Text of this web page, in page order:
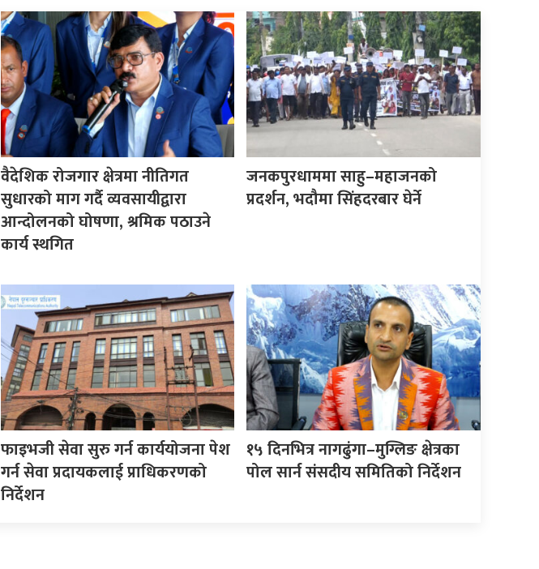
वैदेशिक रोजगार क्षेत्रमा नीतिगत
सुधारको माग गर्दै व्यवसायीद्वारा
आन्दोलनको घोषणा, श्रमिक पठाउने
कार्य स्थगित
जनकपुरधाममा साहु–महाजनको
प्रदर्शन, भदौमा सिंहदरबार घेर्ने
फाइभजी सेवा सुरु गर्न कार्ययोजना पेश
गर्न सेवा प्रदायकलाई प्राधिकरणको
निर्देशन
१५ दिनभित्र नागढुंगा–मुग्लिङ क्षेत्रका
पोल सार्न संसदीय समितिको निर्देशन